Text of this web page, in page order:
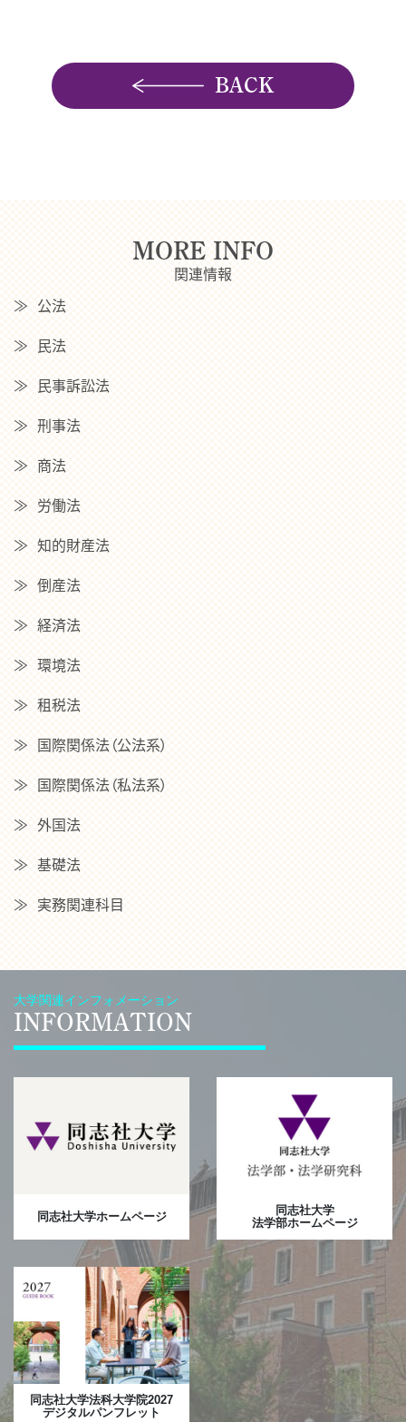
BACK
MORE INFO
関連情報
公法
民法
民事訴訟法
刑事法
商法
労働法
知的財産法
倒産法
経済法
環境法
租税法
国際関係法（公法系）
国際関係法（私法系）
外国法
基礎法
実務関連科目
大学関連インフォメーション
INFORMATION
同志社大学ホームページ
同志社大学
法学部ホームページ
同志社大学法科大学院2027
デジタルパンフレット